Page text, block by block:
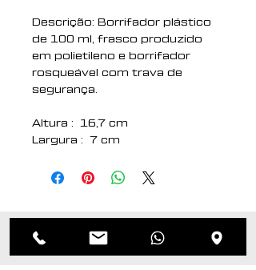
Descrição: Borrifador plástico
de 100 ml, frasco produzido
em polietileno e borrifador
rosqueável com trava de
segurança.
Altura : 16,7 cm
Largura : 7 cm
Medidas aproximadas para
Produtos